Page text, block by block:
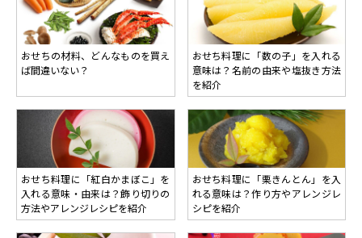
おせちの材料、どんなものを買え
ば間違いない？
おせち料理に「数の子」を入れる
意味は？名前の由来や塩抜き方法
を紹介
おせち料理に「紅白かまぼこ」を
入れる意味・由来は？飾り切りの
方法やアレンジレシピを紹介
おせち料理に「栗きんとん」を入
れる意味は？作り方やアレンジレ
シピを紹介